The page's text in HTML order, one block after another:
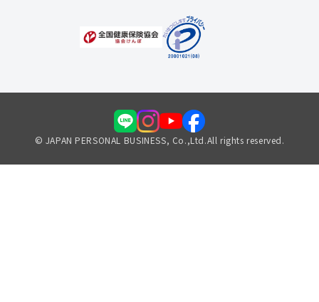
© JAPAN PERSONAL BUSINESS, Co.,Ltd.All rights reserved.